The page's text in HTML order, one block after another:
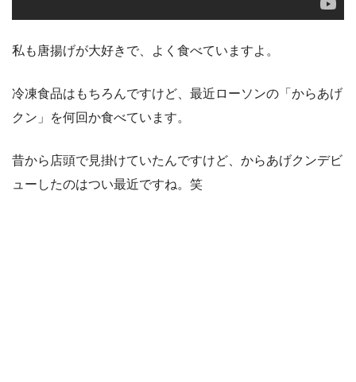
私も唐揚げが大好きで、よく食べていますよ。
冷凍食品はもちろんですけど、最近ローソンの「からあげ
クン」を何回か食べています。
昔から店頭で見掛けていたんですけど、からあげクンデビ
ューしたのはつい最近ですね。笑